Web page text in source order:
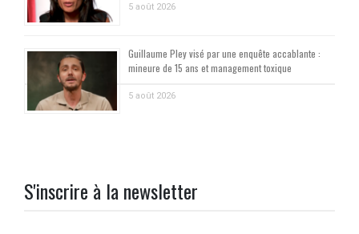
5 août 2026
Guillaume Pley visé par une enquête accablante :
mineure de 15 ans et management toxique
5 août 2026
S'inscrire à la newsletter